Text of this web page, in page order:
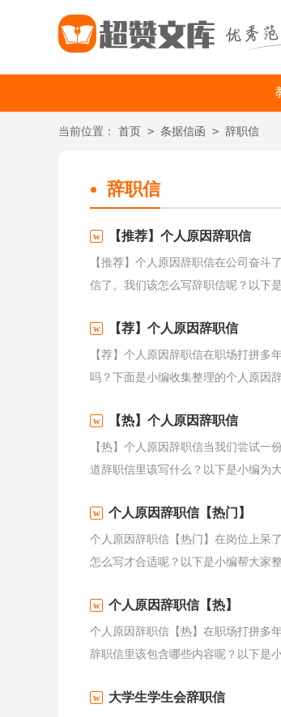
当前位置： 首页 > 条据信函 > 辞职信
辞职信
【推荐】个人原因辞职信
【推荐】个人原因辞职信在公司奋
信了。我们该怎么写辞职信呢？以下
【荐】个人原因辞职信
【荐】个人原因辞职信在职场打拼
吗？下面是小编收集整理的个人原因
【热】个人原因辞职信
【热】个人原因辞职信当我们尝试
道辞职信里该写什么？以下是小编为
个人原因辞职信【热门】
个人原因辞职信【热门】在岗位上呆
怎么写才合适呢？以下是小编帮大家
个人原因辞职信【热】
个人原因辞职信【热】在职场打拼多
辞职信里该包含哪些内容呢？以下是
大学生学生会辞职信